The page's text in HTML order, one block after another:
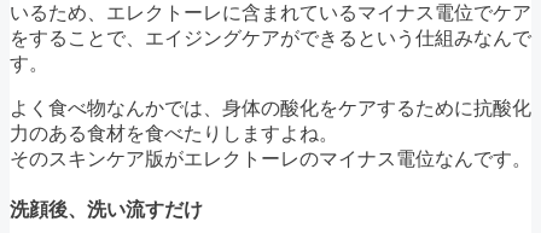
いるため、エレクトーレに含まれているマイナス電位でケア
をすることで、エイジングケアができるという仕組みなんで
す。
よく食べ物なんかでは、身体の酸化をケアするために抗酸化
力のある食材を食べたりしますよね。
そのスキンケア版がエレクトーレのマイナス電位なんです。
洗顔後、洗い流すだけ